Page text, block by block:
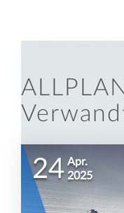
24 Apr.
2025